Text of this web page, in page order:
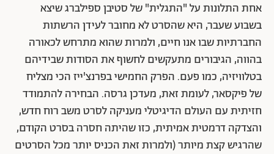
אחת התלונות על "התגלית" של סטיבן ספילברג שיצא
בשבוע שעבר, היא שהסרט לא מחובר לעידן הרשתות
החברתיות שבו אנו חיים, ולמרות שהוא מתרחש לכאורה
בהווה, הגיבורים מתעקשים לחשוף את הסודות שבידיהם
בטלוויזיה, כמו פעם. הפרק החמישי בפרנצ'ייז הכי מצליח
של פיקסאר, לעומת זאת, מעדכן גרסה. הבחירה להתמודד
חזיתית עם העולם הדיגיטלי מעניקה לסרט משב רוח חדש,
והצדקה דרמטית אמיתית, כזו שהיתה חסרה בסרט הקודם,
שהרגיש קצת מיותר (ולמרות זאת הכניס יותר מכל הסרטים